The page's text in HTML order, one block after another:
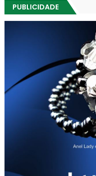
PUBLICIDADE